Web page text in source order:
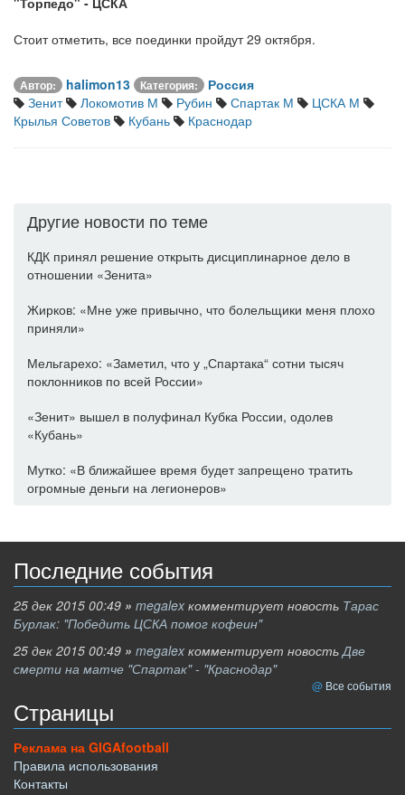
Стоит отметить, все поединки пройдут 29 октября.
Автор: halimon13 Категория:
Россия
Зенит
Локомотив М Рубин Спартак М
ЦСКА М
Крылья Советов
Кубань Краснодар
Другие новости по теме
КДК принял решение открыть дисциплинарное дело в
отношении «Зенита»
Жирков: «Мне уже привычно, что болельщики меня плохо
приняли»
Мельгарехо: «Заметил, что у „Спартака“ сотни тысяч
поклонников по всей России»
«Зенит» вышел в полуфинал Кубка России, одолев
«Кубань»
Мутко: «В ближайшее время будет запрещено тратить
огромные деньги на легионеров»
Последние события
25 дек 2015 00:49 » megalex комментирует новость Тарас
Бурлак: "Победить ЦСКА помог кофеин"
25 дек 2015 00:49 » megalex комментирует новость Две
смерти на матче "Спартак" - "Краснодар"
Все события
Страницы
Реклама на GIGAfootball
Правила использования
Контакты